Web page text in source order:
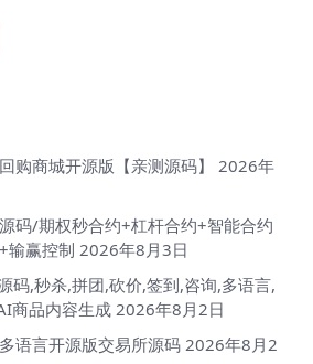
购商城开源版【亲测源码】
2026年
码/期权秒合约+杠杆合约+智能合约
输赢控制 2026年8月3日
码,秒杀,拼团,砍价,签到,咨询,多语言,
商品内容生成 2026年8月2日
语言开源版交易所源码 2026年8月2